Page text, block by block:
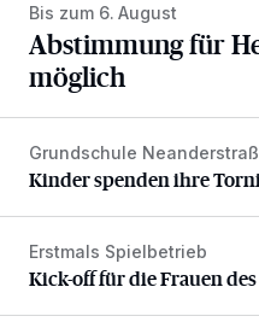
Bis zum 6. August
Abstimmung für
möglich
Kinder spenden ihre
Grundschule
Kinder spenden ihre
Kick-off für die Frauen
Erstmals Spielbetrieb
Kick-off für die Frauen